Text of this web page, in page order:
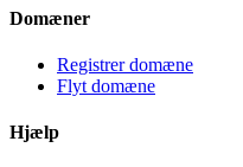
Domæner
Registrer domæne
Flyt domæne
Hjælp